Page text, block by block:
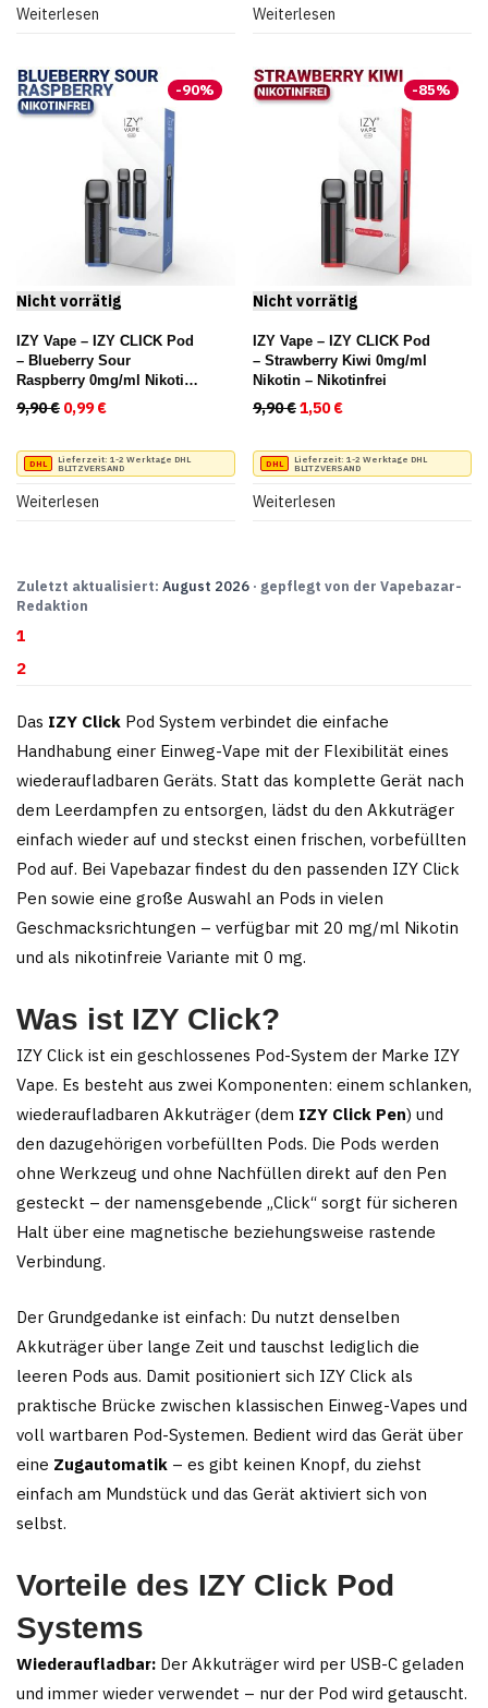
Weiterlesen Weiterlesen
-90%
IZY Vape – IZY CLICK Pod
– Blueberry Sour
Raspberry 0mg/ml Nikotin
– Nikotinfrei
9,90€ Ursprünglicher Preis war: 9,90 €
0,99€ Aktueller Preis ist: 0,99 €.
Lieferzeit: 1-2 Werktage DHL
BLITZVERSAND
Weiterlesen
-85%
IZY Vape – IZY CLICK Pod
– Strawberry Kiwi 0mg/ml
Nikotin – Nikotinfrei
9,90€Ursprünglicher Preis
1,50€
Lieferzeit: 1-2 Werktage DHL
BLITZVERSAND
Weiterlesen
Zuletzt aktualisiert: August 2026 · gepflegt von der Vapebazar-
Redaktion
1
2
Das IZY Click Pod System verbindet die einfache
Handhabung einer Einweg-Vape mit der Flexibilität eines
wiederaufladbaren Geräts. Statt das komplette Gerät nach
dem Leerdampfen zu entsorgen, lädst du den Akkuträger
einfach wieder auf und steckst einen frischen, vorbefüllten
Pod auf. Bei Vapebazar findest du den passenden IZY Click
Pen sowie eine große Auswahl an Pods in vielen
Geschmacksrichtungen – verfügbar mit 20 mg/ml Nikotin
und als nikotinfreie Variante mit 0 mg.
Was ist IZY Click?
IZY Click ist ein geschlossenes Pod-System der Marke IZY
Vape. Es besteht aus zwei Komponenten: einem schlanken,
wiederaufladbaren Akkuträger (dem IZY Click Pen) und
den dazugehörigen vorbefüllten Pods. Die Pods werden
ohne Werkzeug und ohne Nachfüllen direkt auf den Pen
gesteckt – der namensgebende „Click“ sorgt für sicheren
Halt über eine magnetische beziehungsweise rastende
Verbindung.
Der Grundgedanke ist einfach: Du nutzt denselben
Akkuträger über lange Zeit und tauschst lediglich die
leeren Pods aus. Damit positioniert sich IZY Click als
praktische Brücke zwischen klassischen Einweg-Vapes und
voll wartbaren Pod-Systemen. Bedient wird das Gerät über
eine Zugautomatik – es gibt keinen Knopf, du ziehst
einfach am Mundstück und das Gerät aktiviert sich von
selbst.
Vorteile des IZY Click Pod
Systems
Wiederaufladbar: Der Akkuträger wird per USB-C geladen
und immer wieder verwendet – nur der Pod wird getauscht.